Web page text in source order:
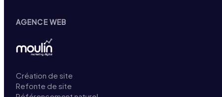
AGENCE WEB
Création de site
Refonte de site